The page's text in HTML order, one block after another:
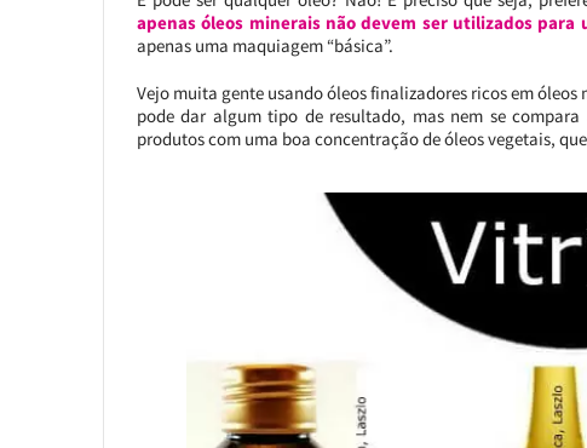
apenas óleos minerais não devem ser utilizados
apenas uma maquiagem “básica”.
Vejo muita gente usando óleos finalizadores ricos em
pode dar algum tipo de resultado, mas nem se
produtos com uma boa concentração de óleos vegetais,